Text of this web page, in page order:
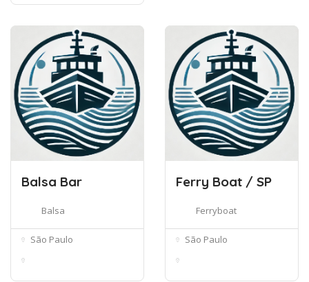
Balsa Bar
Balsa
São Paulo
Ferry Boat / SP
Ferryboat
São Paulo